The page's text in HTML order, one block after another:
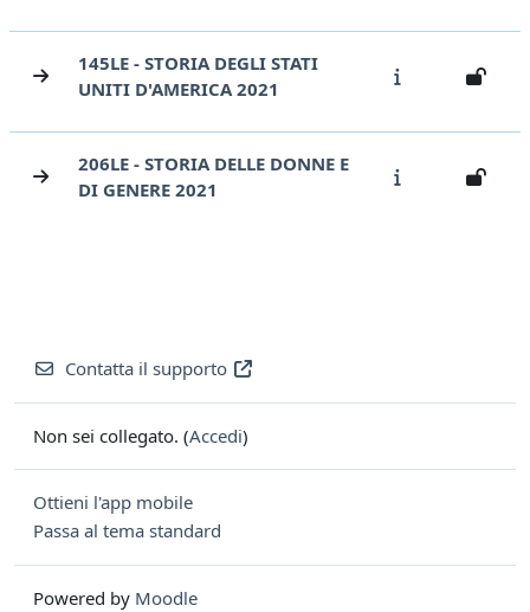
145LE - STORIA DEGLI STATI
UNITI D'AMERICA 2021
206LE - STORIA DELLE DONNE E
DI GENERE 2021
Contatta il supporto
Non sei collegato. (Accedi)
Ottieni l'app mobile
Passa al tema standard
Powered by Moodle